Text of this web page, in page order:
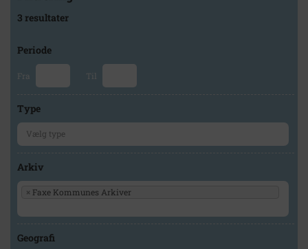
3 resultater
Periode
Fra Til
Type
Arkiv
× Faxe Kommunes Arkiver
Geografi